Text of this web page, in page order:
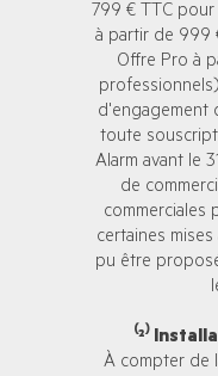
799 € TTC
à partir de 999
Offre Pro à
d'engagement
toute
Alarm avant le
de
commerciales
certaines
pu être
⁽²⁾
À compter de